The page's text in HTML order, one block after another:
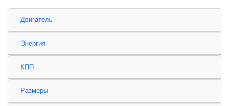
Двигатель
Энергия
КПП
Размеры